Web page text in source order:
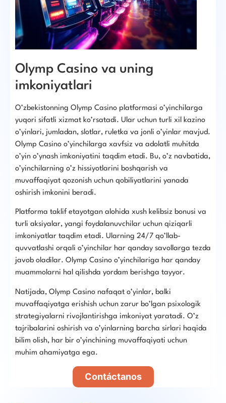
Olymp Casino va uning
imkoniyatlari
O’zbekistonning Olymp Casino platformasi o’yinchilarga
yuqori sifatli xizmat ko’rsatadi. Ular uchun turli xil kazino
o’yinlari, jumladan, slotlar, ruletka va jonli o’yinlar mavjud.
Olymp Casino o’yinchilarga xavfsiz va adolatli muhitda
o’yin o’ynash imkoniyatini taqdim etadi. Bu, o’z navbatida,
o’yinchilarning o’z hissiyotlarini boshqarish va
muvaffaqiyat qozonish uchun qobiliyatlarini yanada
oshirish imkonini beradi.
Platforma taklif etayotgan alohida xush kelibsiz bonusi va
turli aksiyalar, yangi foydalanuvchilar uchun qiziqarli
imkoniyatlar taqdim etadi. Ularning 24/7 qo’llab-
quvvatlashi orqali o’yinchilar har qanday savollarga tezda
javob oladilar. Olymp Casino o’yinchilariga har qanday
muammolarni hal qilishda yordam berishga tayyor.
Natijada, Olymp Casino nafaqat o’yinlar, balki
muvaffaqiyatga erishish uchun zarur bo’lgan psixologik
strategiyalarni rivojlantirishga imkoniyat yaratadi. O’z
tajribalarini oshirish va o’yinlarning barcha sirlari haqida
bilim olish, har bir o’yinchining muvaffaqiyati uchun
muhim ahamiyatga ega.
Contáctanos